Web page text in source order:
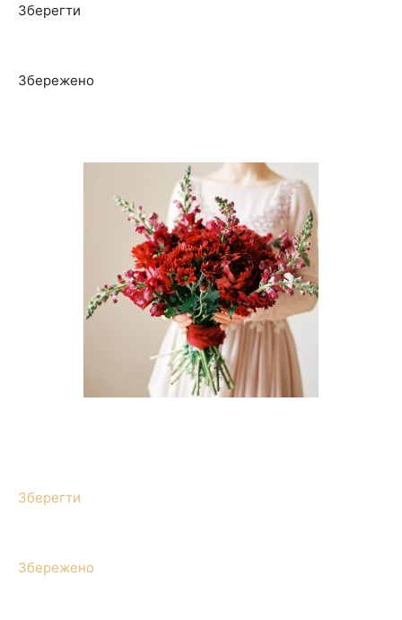
Зберегти
Збережено
Зберегти
Збережено